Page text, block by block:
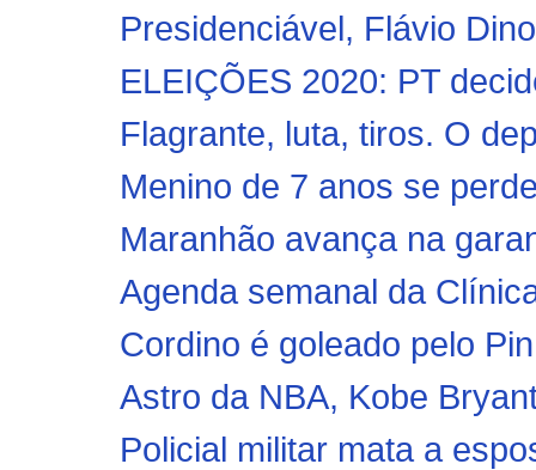
Presidenciável, Flávio
ELEIÇÕES 2020: PT
Flagrante, luta, tiros. O
Menino de 7 anos se
Maranhão avança na
Agenda semanal da
Cordino é goleado pelo
Astro da NBA, Kobe
Policial militar mata a